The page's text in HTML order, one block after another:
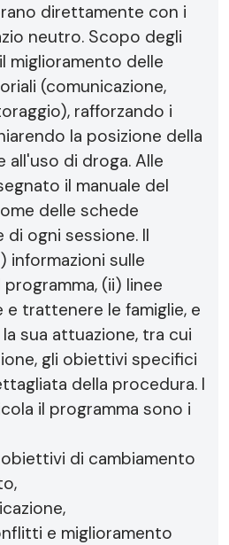
direttamente con i
neutro. Scopo degli
miglioramento delle
(comunicazione,
rafforzando i
la posizione della
all'uso di droga. Alle
il manuale del
delle schede
di ogni sessione. Il
informazioni sulle
(ii) linee
e trattenere le famiglie, e
sua attuazione, tra cui
gli obiettivi specifici
della procedura. I
il programma sono i
obiettivi di cambiamento
e miglioramento